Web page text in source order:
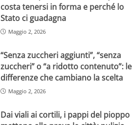
costa tenersi in forma e perché lo
Stato ci guadagna
Maggio 2, 2026
“Senza zuccheri aggiunti”, “senza
zuccheri” o “a ridotto contenuto”: le
differenze che cambiano la scelta
Maggio 2, 2026
Dai viali ai cortili, i pappi del pioppo